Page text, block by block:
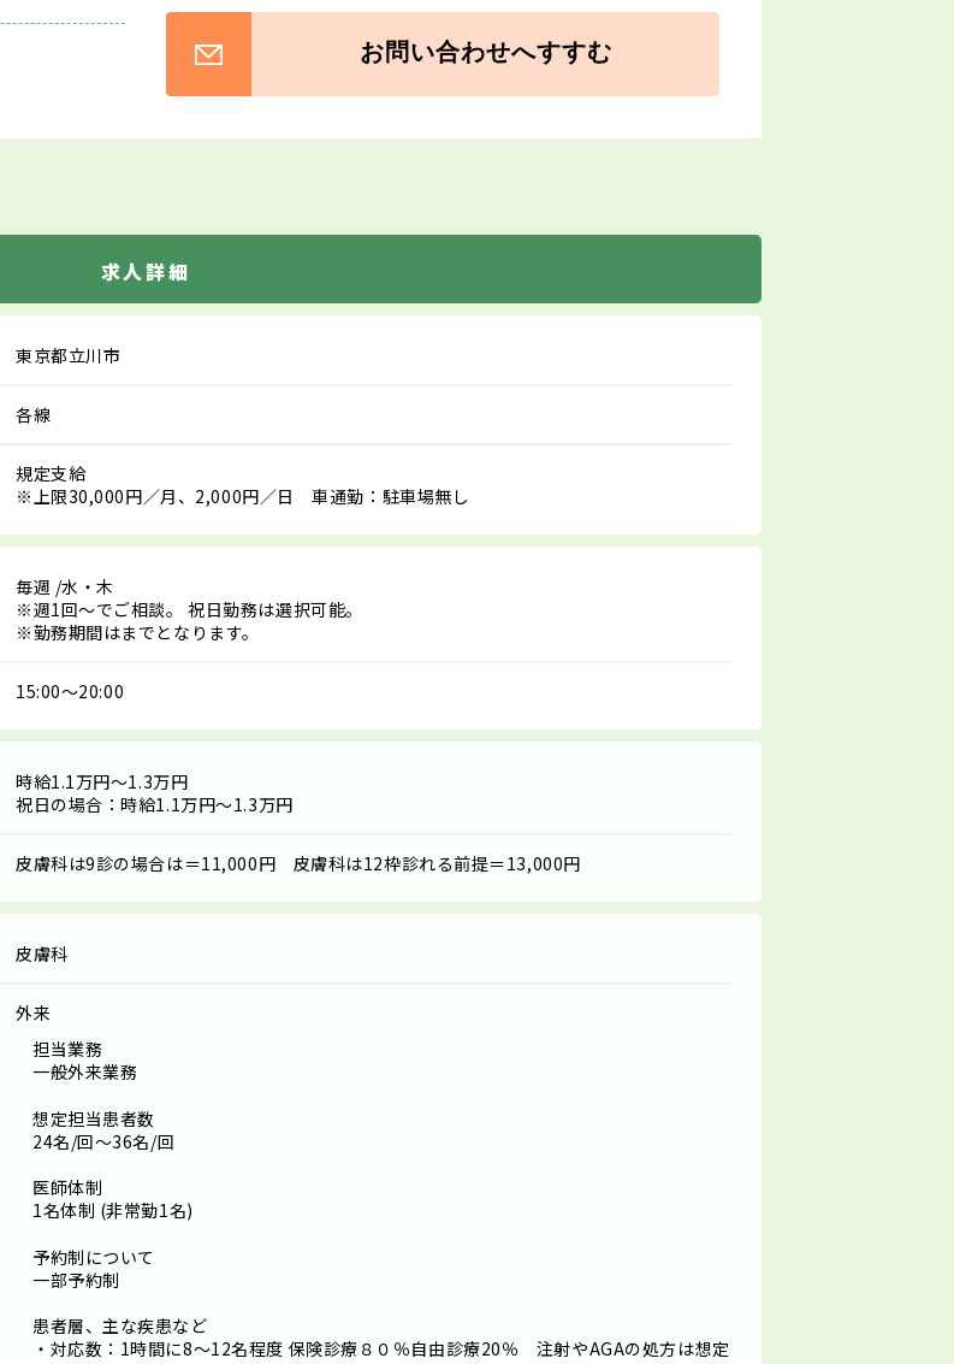
お問い合わせへすすむ
求人詳細
東京都立川市
各線
規定支給
※上限30,000円／月、2,000円／日 車通勤：駐車場無し
毎週 /水・木
※週1回～でご相談。 祝日勤務は選択可能。
※勤務期間はまでとなります。
15:00～20:00
時給1.1万円～1.3万円
祝日の場合：時給1.1万円～1.3万円
皮膚科は9診の場合は＝11,000円 皮膚科は12枠診れる前提＝13,000円
皮膚科
外来
担当業務
一般外来業務
想定担当患者数
24名/回～36名/回
医師体制
1名体制 (非常勤1名)
予約制について
一部予約制
患者層、主な疾患など
・対応数：1時間に8～12名程度 保険診療８０％自由診療20％ 注射やAGAの処方は想定